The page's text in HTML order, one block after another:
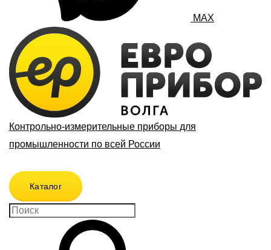
MAX
Контрольно-измерительные приборы для
промышленности по всей России
Каталог